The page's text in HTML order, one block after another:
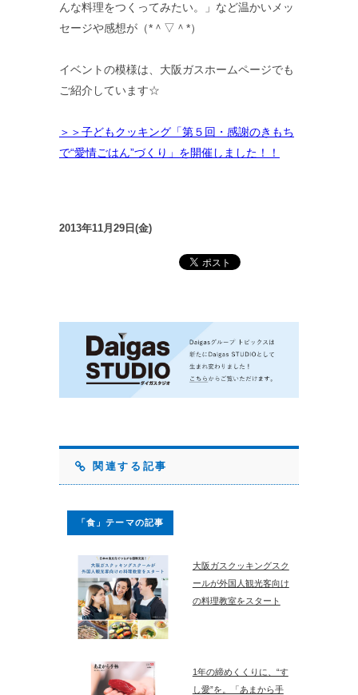
んな料理をつくってみたい。」など温かいメッ
セージや感想が（*＾▽＾*）
イベントの模様は、大阪ガスホームページでも
ご紹介しています☆
＞＞子どもクッキング「第５回・感謝のきもち
で“愛情ごはん”づくり」を開催しました！！
2013年11月29日(金)
関連する記事
「食」テーマの記事
大阪ガスクッキングスク
ールが外国人観光客向け
の料理教室をスタート
1年の締めくくりに、“す
し愛”を。「あまから手